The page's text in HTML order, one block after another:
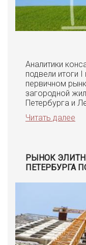
Аналитики
подвели итоги
первичном
загородной
Петербурга и
Читать далее
РЫНОК
ПЕТЕРБУРГА